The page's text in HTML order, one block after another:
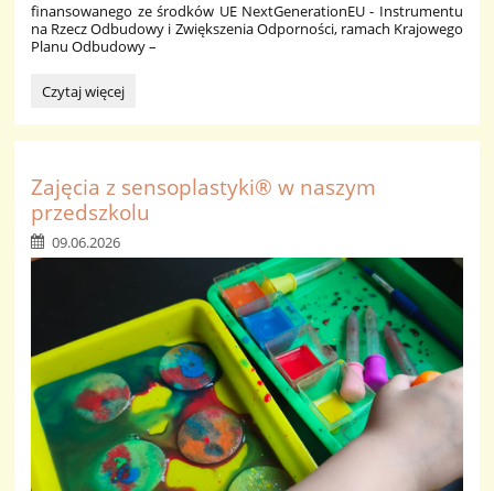
finansowanego ze środków UE NextGenerationEU - Instrumentu
na Rzecz Odbudowy i Zwiększenia Odporności, ramach Krajowego
Planu Odbudowy –
PROJEKT
Czytaj więcej
Zajęcia z sensoplastyki® w naszym
przedszkolu
09.06.2026